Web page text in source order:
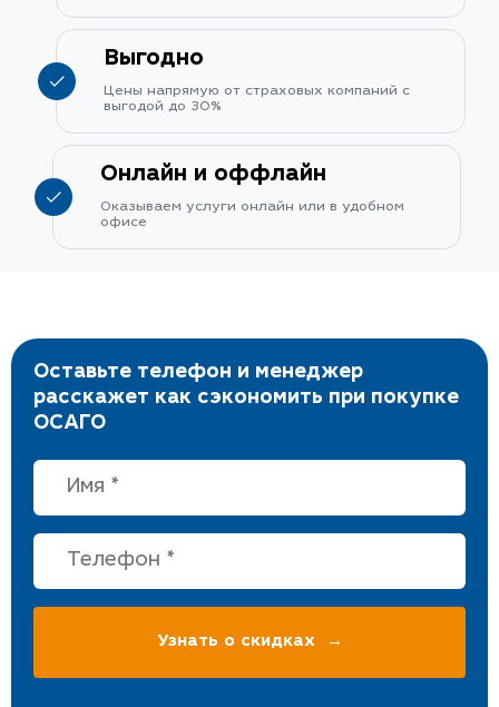
Выгодно
Цены напрямую от страховых компаний с
выгодой до 30%
Онлайн и оффлайн
Оказываем услуги онлайн или в удобном
офисе
Оставьте телефон и менеджер
расскажет как сэкономить при покупке
ОСАГО